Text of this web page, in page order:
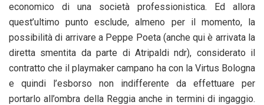
economico di una società professionistica. Ed allora
quest’ultimo punto esclude, almeno per il momento, la
possibilità di arrivare a Peppe Poeta (anche qui è arrivata la
diretta smentita da parte di Atripaldi ndr), considerato il
contratto che il playmaker campano ha con la Virtus Bologna
e quindi l’esborso non indifferente da effettuare per
portarlo all’ombra della Reggia anche in termini di ingaggio.